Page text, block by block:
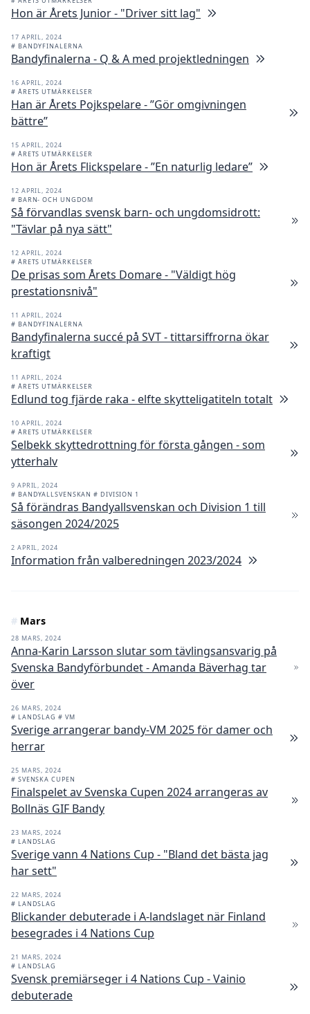
Hon är Årets Junior - "Driver sitt lag"
17 APRIL, 2024
# BANDYFINALERNA
Bandyfinalerna - Q & A med projektledningen
16 APRIL, 2024
# ÅRETS UTMÄRKELSER
Han är Årets Pojkspelare - ”Gör omgivningen
bättre”
15 APRIL, 2024
# ÅRETS UTMÄRKELSER
Hon är Årets Flickspelare - ”En naturlig ledare”
12 APRIL, 2024
# BARN- OCH UNGDOM
Så förvandlas svensk barn- och ungdomsidrott:
"Tävlar på nya sätt"
12 APRIL, 2024
# ÅRETS UTMÄRKELSER
De prisas som Årets Domare - "Väldigt hög
prestationsnivå"
11 APRIL, 2024
# BANDYFINALERNA
Bandyfinalerna succé på SVT - tittarsiffrorna ökar
kraftigt
11 APRIL, 2024
# ÅRETS UTMÄRKELSER
Edlund tog fjärde raka - elfte skytteligatiteln totalt
10 APRIL, 2024
# ÅRETS UTMÄRKELSER
Selbekk skyttedrottning för första gången - som
ytterhalv
9 APRIL, 2024
# BANDYALLSVENSKAN# DIVISION 1
Så förändras Bandyallsvenskan och Division 1 till
säsongen 2024/2025
2 APRIL, 2024
Information från valberedningen 2023/2024
# Mars
28 MARS, 2024
Anna-Karin Larsson slutar som tävlingsansvarig på
Svenska Bandyförbundet - Amanda Bäverhag tar
över
26 MARS, 2024
# LANDSLAG # VM
Sverige arrangerar bandy-VM 2025 för damer och
herrar
25 MARS, 2024
# SVENSKA CUPEN
Finalspelet av Svenska Cupen 2024 arrangeras av
Bollnäs GIF Bandy
23 MARS, 2024
# LANDSLAG
Sverige vann 4 Nations Cup - "Bland det bästa jag
har sett"
22 MARS, 2024
# LANDSLAG
Blickander debuterade i A-landslaget när Finland
besegrades i 4 Nations Cup
21 MARS, 2024
# LANDSLAG
Svensk premiärseger i 4 Nations Cup - Vainio
debuterade